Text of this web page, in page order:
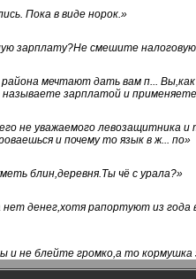
Пока в виде норок.»
зарплату?Не смешите
района мечтают дать вам п...
зарплатой и
не уважаемого
и почему то язык в ж... по»
блин,деревня.Ты чё с урала?»
денег,хотя рапортуют из
не блейте громко,а то кормушка